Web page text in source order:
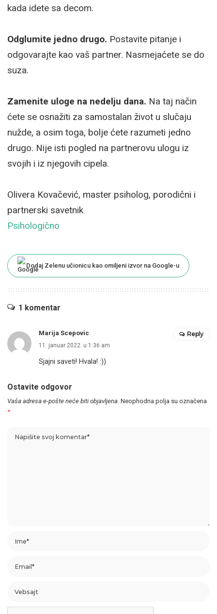
kada idete sa decom.
Odglumite jedno drugo. Postavite pitanje i
odgovarajte kao vaš partner. Nasmejaćete se do
suza.
Zamenite uloge na nedelju dana. Na taj način
ćete se osnažiti za samostalan život u slučaju
nužde, a osim toga, bolje ćete razumeti jedno
drugo. Nije isti pogled na partnerovu ulogu iz
svojih i iz njegovih cipela.
Olivera Kovačević, master psiholog, porodični i
partnerski savetnik
Psihologično
Dodaj Zelenu učionicu kao omiljeni izvor na Google-u
1 komentar
Marija Scepovic
11. januar 2022. u 1:36 am
Sjajni saveti! Hvala! :))
Reply
Ostavite odgovor
Vaša adresa e-pošte neće biti objavljena. Neophodna polja su označena
*